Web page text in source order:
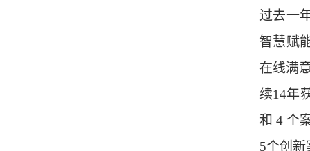
过去一
智慧赋
在线满
续14年
和 4 个
5个创新